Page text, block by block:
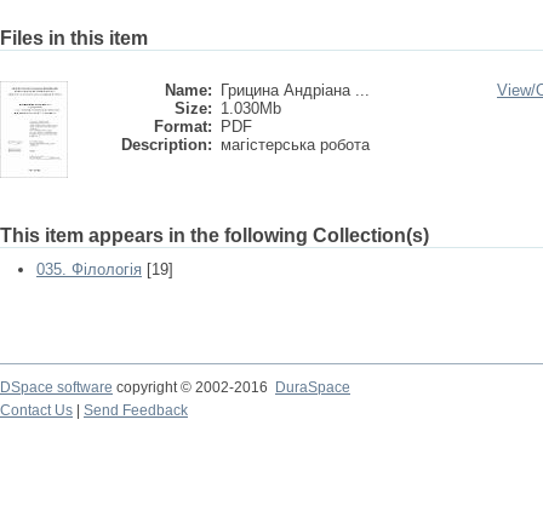
Files in this item
Name:
Грицина Андріана ...
Size: 1.030Mb
Format:
PDF
Description: магістерська робота
View/
This item appears in the following Collection(s)
035. Філологія [19]
DSpace software copyright © 2002-2016
DuraSpace
Contact Us
Send Feedback